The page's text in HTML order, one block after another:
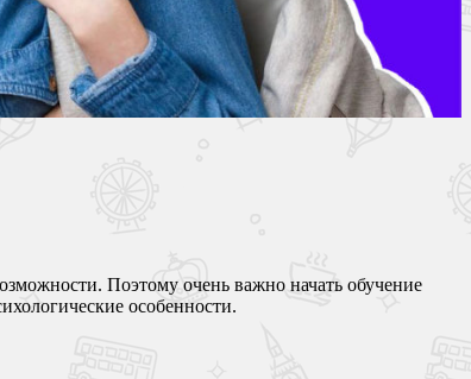
Поэтому очень важно начать обучение
особенности.